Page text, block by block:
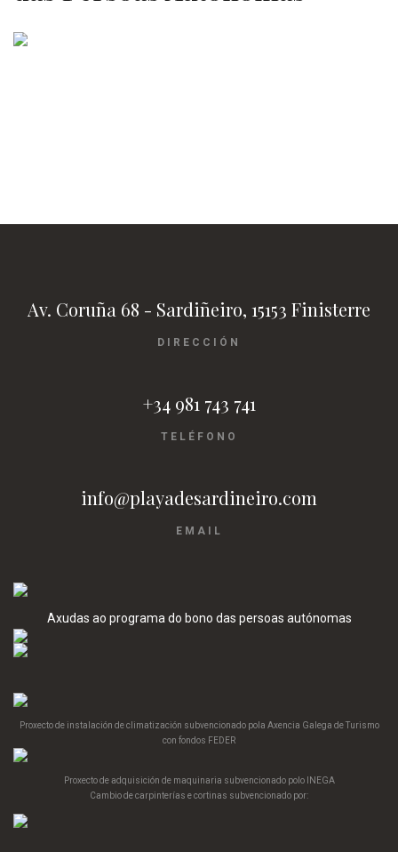
Av. Coruña 68 - Sardiñeiro, 15153 Finisterre
DIRECCIÓN
+34 981 743 741
TELÉFONO
info@playadesardineiro.com
EMAIL
Axudas ao programa do bono das persoas autónomas
Proxecto de instalación de climatización subvencionado pola Axencia Galega de Turismo
con fondos FEDER
Proxecto de adquisición de maquinaria subvencionado polo INEGA
Cambio de carpinterías e cortinas subvencionado por: